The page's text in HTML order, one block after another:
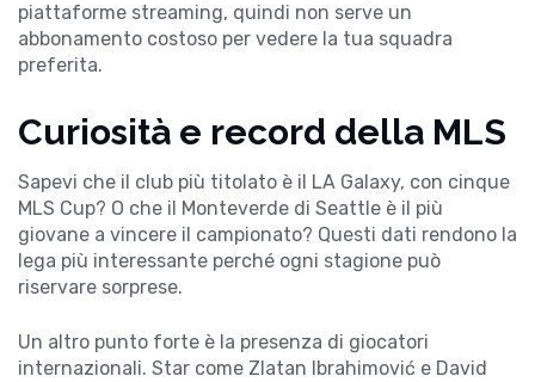
piattaforme streaming, quindi non serve un
abbonamento costoso per vedere la tua squadra
preferita.
Curiosità e record della MLS
Sapevi che il club più titolato è il LA Galaxy, con cinque
MLS Cup? O che il Monteverde di Seattle è il più
giovane a vincere il campionato? Questi dati rendono la
lega più interessante perché ogni stagione può
riservare sorprese.
Un altro punto forte è la presenza di giocatori
internazionali. Star come Zlatan Ibrahimović e David